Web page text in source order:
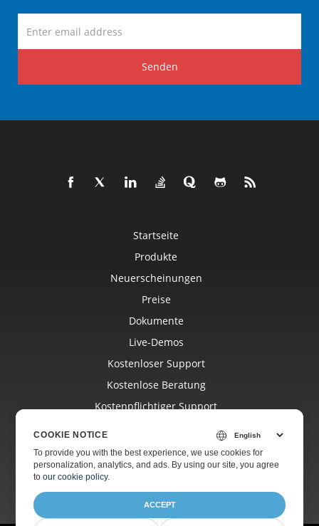
Senden
Startseite
Produkte
Neuerscheinungen
Preise
Dokumente
Live-Demos
Kostenloser Support
Kostenlose Beratung
Kostenpflichtiger Support
Websites
Über
COOKIE NOTICE
To provide you with the best experience, we use cookies for
personalization, analytics, and ads. By using our site, you agree
toour cookie policy.
ACCEPT